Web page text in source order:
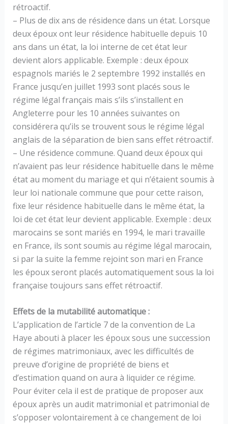
rétroactif.
– Plus de dix ans de résidence dans un état. Lorsque
deux époux ont leur résidence habituelle depuis 10
ans dans un état, la loi interne de cet état leur
devient alors applicable. Exemple : deux époux
espagnols mariés le 2 septembre 1992 installés en
France jusqu’en juillet 1993 sont placés sous le
régime légal français mais s’ils s’installent en
Angleterre pour les 10 années suivantes on
considérera qu’ils se trouvent sous le régime légal
anglais de la séparation de bien sans effet rétroactif.
– Une résidence commune. Quand deux époux qui
n’avaient pas leur résidence habituelle dans le même
état au moment du mariage et qui n’étaient soumis à
leur loi nationale commune que pour cette raison,
fixe leur résidence habituelle dans le même état, la
loi de cet état leur devient applicable. Exemple : deux
marocains se sont mariés en 1994, le mari travaille
en France, ils sont soumis au régime légal marocain,
si par la suite la femme rejoint son mari en France
les époux seront placés automatiquement sous la loi
française toujours sans effet rétroactif.
Effets de la mutabilité automatique :
L’application de l’article 7 de la convention de La
Haye abouti à placer les époux sous une succession
de régimes matrimoniaux, avec les difficultés de
preuve d’origine de propriété de biens et
d’estimation quand on aura à liquider ce régime.
Pour éviter cela il est de pratique de proposer aux
époux après un audit matrimonial et patrimonial de
s’opposer volontairement à ce changement de loi